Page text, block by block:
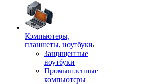
Компьютеры,
планшеты, ноутбуки
Защищенные
ноутбуки
Промышленные
компьютеры